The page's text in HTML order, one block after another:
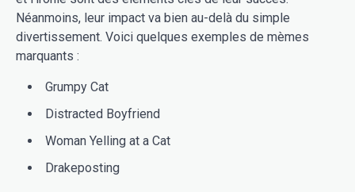
Néanmoins, leur impact va bien au-delà du simple
divertissement. Voici quelques exemples de mèmes
marquants :
Grumpy Cat
Distracted Boyfriend
Woman Yelling at a Cat
Drakeposting